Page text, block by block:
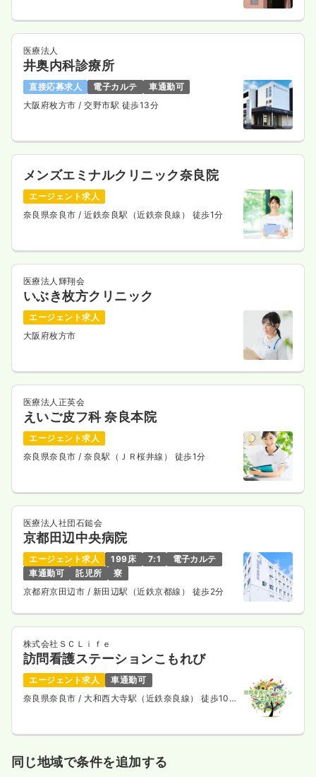
訪問看護正看護師 一般病院
日勤のみ（常勤）
※経験10年の例
時間 9:00～17:30（休憩50分）
日祝休み
オンコールあり 担当業務未経験可
ブランク可
気になる 詳細を見る
日勤のみ（パート）
給与 時給1,600
日祝休み
オンコールあり 担当業務未経験可
ブランク可
時給1,600円以上可
気になる
一般病院
給与 28.6万円/月 賞与4.7ヶ月
※経験4年の例
時間 8:30～17:00（休憩50分）
担当業務未経験可
ブランク可
第二新卒可
月給31万円以上可
気になる 詳細を見る
外来正看護師 一般病院
給与 27.5 万円 /月 賞与3.95ヶ月
※経験9年の例
医療法人
井奥内科診療所
直接応募求人 電子カルテ
車通勤可
大阪府枚方市/ 交野市駅 徒歩13分
メンズエミナルクリニック奈良院
エージェント求人
奈良県奈良市/ 近鉄奈良駅（近鉄奈良線） 徒歩1分
医療法人輝翔会
いぶき枚方クリニック
エージェント求人
大阪府枚方市
医療法人正英会
えいご皮フ科 奈良本院
エージェント求人
奈良県奈良市/ 奈良駅（ＪＲ桜井線） 徒歩1分
医療法人社団石鎚会
京都田辺中央病院
エージェント求人 199床 7:1
電子カルテ
車通勤可
託児所
寮
京都府京田辺市 / 新田辺駅（近鉄京都線） 徒歩2分
株式会社ＳＣＬｉｆｅ
訪問看護ステーションこもれび
エージェント求人
車通勤可
奈良県奈良市/ 大和西大寺駅（近鉄奈良線） 徒歩10
同じ地域で条件を追加する